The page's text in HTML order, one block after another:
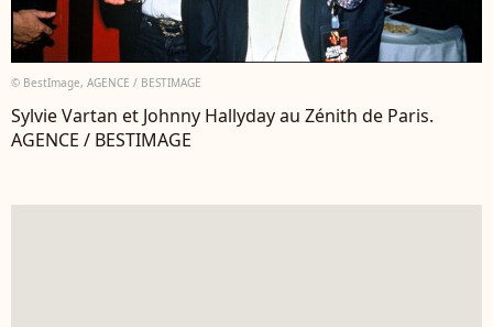
© BestImage, AGENCE / BESTIMAGE
Sylvie Vartan et Johnny Hallyday au Zénith de Paris.
AGENCE / BESTIMAGE